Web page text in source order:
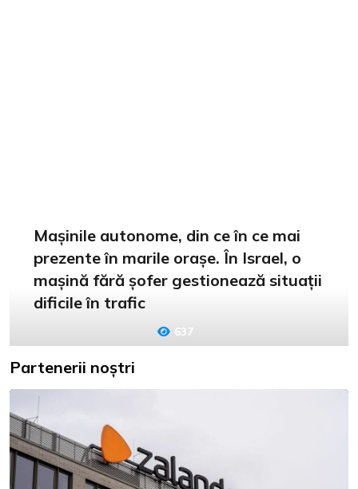
Mașinile autonome, din ce în ce mai
prezente în marile orașe. În Israel, o
mașină fără șofer gestionează situații
dificile în trafic
637
Partenerii noștri